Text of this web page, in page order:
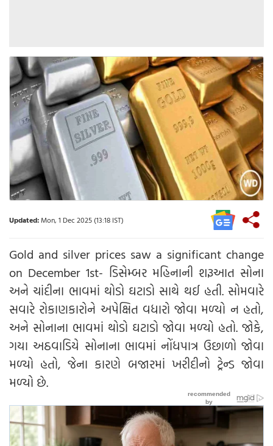
Updated:Mon, 1 Dec 2025 (13:18 IST)
Gold and silver prices saw a significant change
on December 1st- ડિસેમ્બર મહિનાની શરૂઆત સોના
અને ચાંદીના ભાવમાં થોડો ઘટાડો સાથે થઈ હતી. સોમવારે
સવારે રોકાણકારોને અપેક્ષિત વધારો જોવા મળ્યો ન હતો,
અને સોનાના ભાવમાં થોડો ઘટાડો જોવા મળ્યો હતો. જોકે,
ગયા અઠવાડિયે સોનાના ભાવમાં નોંધપાત્ર ઉછાળો જોવા
મળ્યો હતો, જેના કારણે બજારમાં ખરીદીનો ટ્રેન્ડ જોવા
મળ્યો છે.